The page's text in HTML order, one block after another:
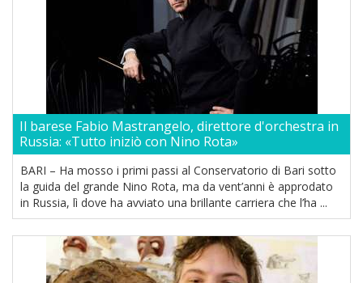
Il barese Fabio Mastrangelo, direttore d'orchestra in
Russia: «Tutto iniziò con Nino Rota»
BARI – Ha mosso i primi passi al Conservatorio di Bari sotto
la guida del grande Nino Rota, ma da vent’anni è approdato
in Russia, lì dove ha avviato una brillante carriera che l’ha ...